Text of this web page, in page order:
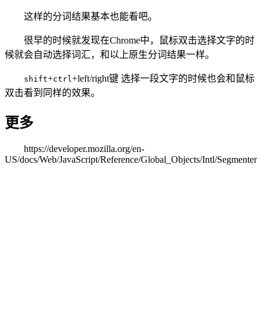
这样的分词结果基本也能看吧。
很早的时候就发现在Chrome中，鼠标双击选择文字的时
候就会自动选择词汇，和以上原生分词结果一样。
shift+ctrl +left/right键 选择一段文字的时候也会和鼠标
双击看到同样的效果。
更多
https://developer.mozilla.org/en-
US/docs/Web/JavaScript/Reference/Global_Objects/Intl/Segmenter